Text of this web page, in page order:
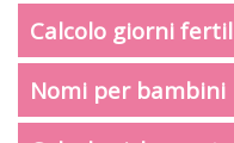
Calcolo giorni
Nomi per bambini